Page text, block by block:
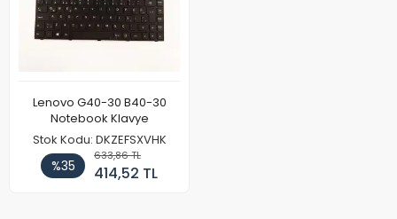
Lenovo G40-30 B40-30
Notebook Klavye
Stok Kodu: DKZEFSXVHK
%35
633,86 TL
414,52 TL